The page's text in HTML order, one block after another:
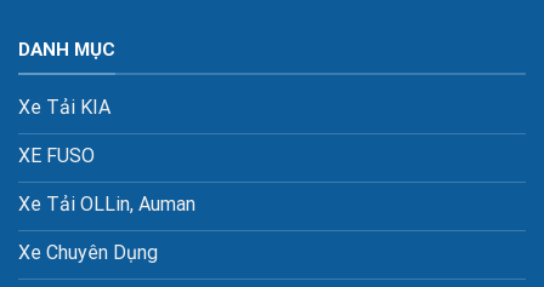
DANH MỤC
Xe Tải KIA
XE FUSO
Xe Tải OLLin, Auman
Xe Chuyên Dụng